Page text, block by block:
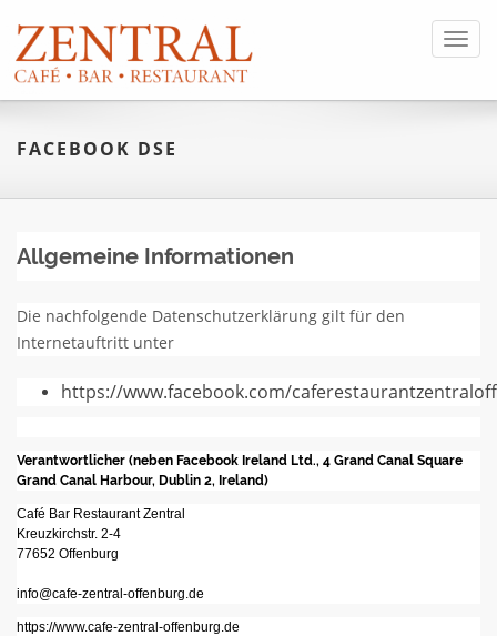
FACEBOOK DSE
Allgemeine Informationen
Die nachfolgende Datenschutzerklärung gilt für den
Internetauftritt unter
https://www.facebook.com/
Verantwortlicher (neben Facebook Ireland Ltd., 4 Grand Canal Square
Grand Canal Harbour, Dublin 2, Ireland)
Café Bar Restaurant Zentral
Kreuzkirchstr. 2-4
77652 Offenburg
info@cafe-zentral-offenburg.de
https://www.cafe-zentral-offenburg.de